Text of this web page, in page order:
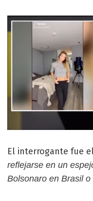
El interrogante fue
reflejarse en un
Bolsonaro en Brasil